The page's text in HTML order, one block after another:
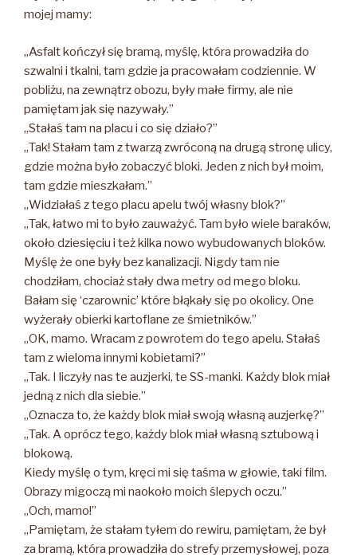
mojej mamy:
„Asfalt kończył się bramą, myślę, która prowadziła do
szwalni i tkalni, tam gdzie ja pracowałam codziennie. W
pobliżu, na zewnątrz obozu, były małe firmy, ale nie
pamiętam jak się nazywały.”
„Stałaś tam na placu i co się działo?”
„Tak! Stałam tam z twarzą zwróconą na drugą stronę ulicy,
gdzie można było zobaczyć bloki. Jeden z nich był moim,
tam gdzie mieszkałam.”
„Widziałaś z tego placu apelu twój własny blok?”
„Tak, łatwo mi to było zauważyć. Tam było wiele baraków,
około dziesięciu i też kilka nowo wybudowanych bloków.
Myślę że one były bez kanalizacji. Nigdy tam nie
chodziłam, chociaż stały dwa metry od mego bloku.
Bałam się ‘czarownic’ które błąkały się po okolicy. One
wyżerały obierki kartoflane ze śmietników.”
„OK, mamo. Wracam z powrotem do tego apelu. Stałaś
tam z wieloma innymi kobietami?”
„Tak. I liczyły nas te auzjerki, te SS-manki. Każdy blok miał
jedną z nich dla siebie.”
„Oznacza to, że każdy blok miał swoją własną auzjerkę?”
„Tak. A oprócz tego, każdy blok miał własną sztubową i
blokową.
Kiedy myślę o tym, kręci mi się taśma w głowie, taki film.
Obrazy migoczą mi naokoło moich ślepych oczu.”
„Och, mamo!”
„Pamiętam, że stałam tyłem do rewiru, pamiętam, że był
za bramą, która prowadziła do strefy przemysłowej, poza